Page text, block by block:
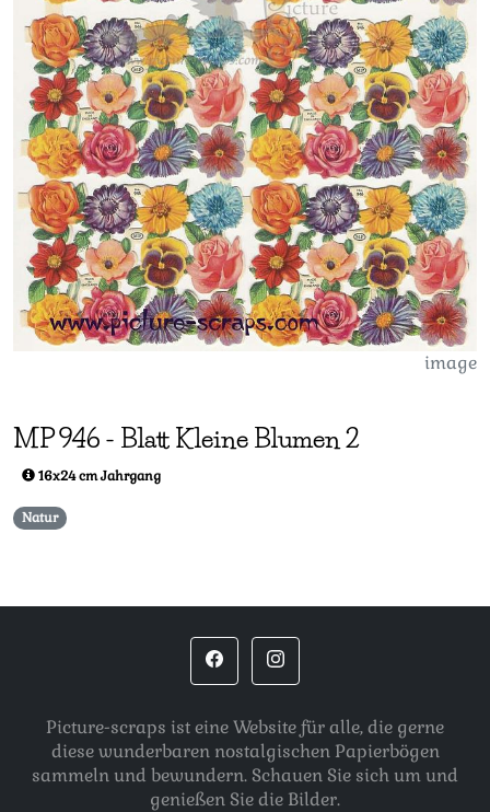
image
MP946 - Blatt Kleine Blumen 2
16x24 cm Jahrgang
Natur
Picture-scraps ist eine Website für alle, die gerne
diese wunderbaren nostalgischen Papierbögen
sammeln und bewundern. Schauen Sie sich um und
genießen Sie die Bilder.